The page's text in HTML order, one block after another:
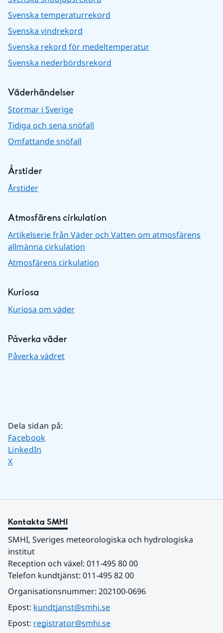
Svenska temperaturrekord
Svenska vindrekord
Svenska rekord för medeltemperatur
Svenska nederbördsrekord
Väderhändelser
Stormar i Sverige
Tidiga och sena snöfall
Omfattande snöfall
Årstider
Årstider
Atmosfärens cirkulation
Artikelserie från Väder och Vatten om atmosfärens
allmänna cirkulation
Atmosfärens cirkulation
Kuriosa
Kuriosa om väder
Påverka väder
Påverka vädret
Dela sidan på:
Dela sidan på
Facebook
Dela sidan på
LinkedIn
Dela sidan på
X
Kontakta SMHI
SMHI, Sveriges meteorologiska och hydrologiska
institut
Reception och växel: 011-495 80 00
Telefon kundtjänst: 011-495 82 00
Organisationsnummer: 202100-0696
Epost: kundtjanst@smhi.se
Epost: registrator@smhi.se